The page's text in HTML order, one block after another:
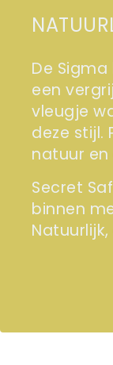
De
een
vleugje
deze stijl.
natuur
Secret
binnen